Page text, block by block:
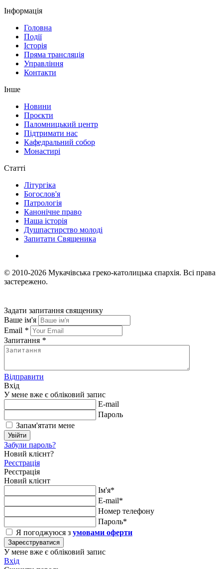
Інформація
Головна
Події
Історія
Пряма трансляція
Управління
Контакти
Інше
Новини
Проєкти
Паломницький центр
Підтримати нас
Кафедральний собор
Монастирі
Статті
Літургіка
Богослов'я
Патрологія
Канонічне право
Наша історія
Душпастирство молоді
Запитати Священика
© 2010-2026 Мукачівська греко-католицька єпархія. Всі права
застережено.
Задати запитання священику
Ваше ім'я
Email *
Запитання *
Відправити
Вхід
У мене вже є обліковий запис
E-mail
Пароль
Запам'ятати мене
Увійти
Забули пароль?
Новий клієнт?
Реєстрація
Реєстрація
Новий клієнт
Ім'я*
E-mail*
Номер телефону
Пароль*
Я погоджуюся з умовами оферти
Зареєструватися
У мене вже є обліковий запис
Вхід